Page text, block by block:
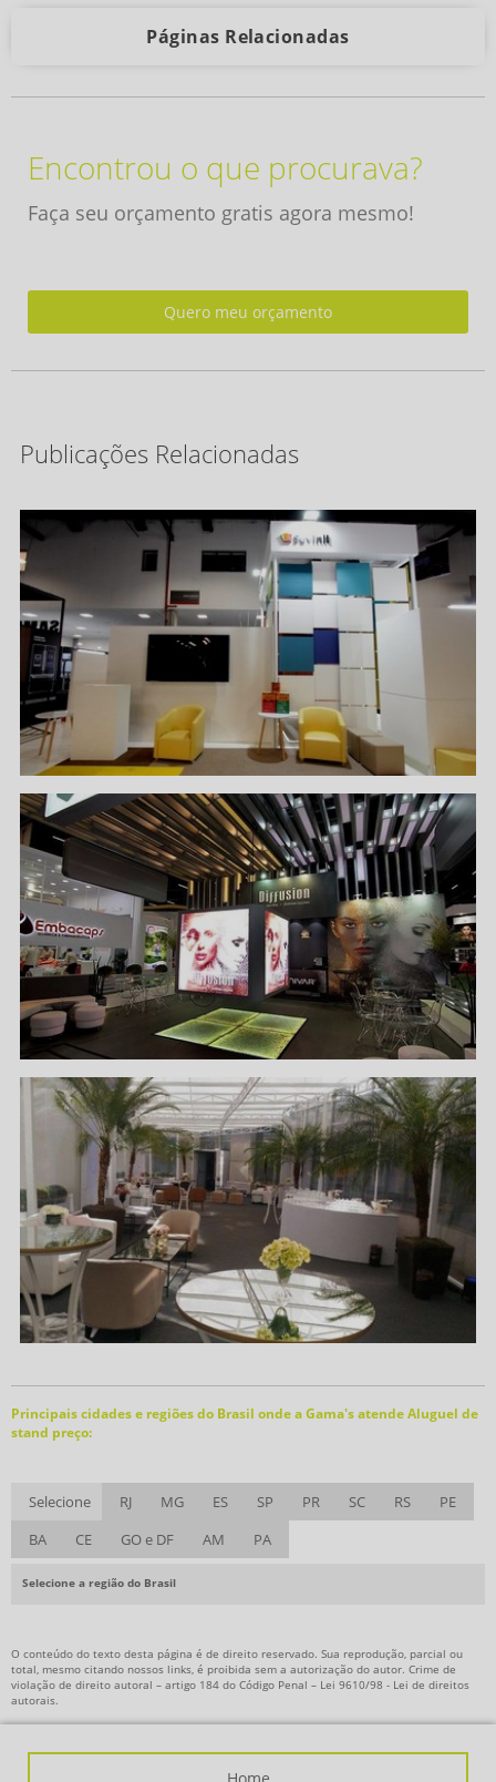
Páginas Relacionadas
Encontrou o que procurava?
Faça seu orçamento gratis agora mesmo!
Quero meu orçamento
Publicações Relacionadas
Principais cidades e regiões do Brasil onde a Gama's atende Aluguel de
stand preço:
Selecione RJ MG ES SP PR SC RS
PE
BA
CE GO e DF AM PA
Selecione a região do Brasil
O conteúdo do texto desta página é de direito reservado. Sua reprodução, parcial ou
total, mesmo citando nossos links, é proibida sem a autorização do autor. Crime de
violação de direito autoral – artigo 184 do Código Penal – Lei 9610/98 - Lei de direitos
autorais.